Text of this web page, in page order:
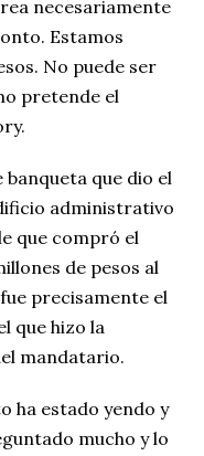
necesariamente
Estamos
No puede ser
pretende el
que dio el
administrativo
que compró el
de pesos al
precisamente el
que hizo la
mandatario.
ha estado yendo y
mucho y lo